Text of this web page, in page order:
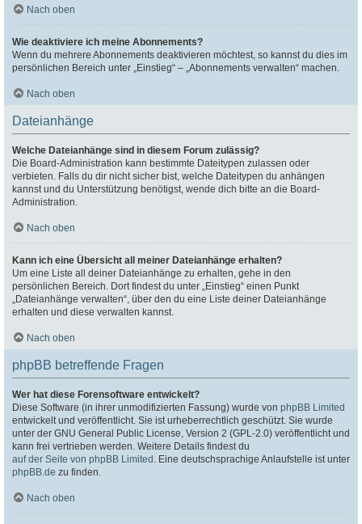
Nach oben
Wie deaktiviere ich meine Abonnements?
Wenn du mehrere Abonnements deaktivieren möchtest, so kannst du dies im
persönlichen Bereich unter „Einstieg“ – „Abonnements verwalten“ machen.
Nach oben
Dateianhänge
Welche Dateianhänge sind in diesem Forum zulässig?
Die Board-Administration kann bestimmte Dateitypen zulassen oder
verbieten. Falls du dir nicht sicher bist, welche Dateitypen du anhängen
kannst und du Unterstützung benötigst, wende dich bitte an die Board-
Administration.
Nach oben
Kann ich eine Übersicht all meiner Dateianhänge erhalten?
Um eine Liste all deiner Dateianhänge zu erhalten, gehe in den
persönlichen Bereich. Dort findest du unter „Einstieg“ einen Punkt
„Dateianhänge verwalten“, über den du eine Liste deiner Dateianhänge
erhalten und diese verwalten kannst.
Nach oben
phpBB betreffende Fragen
Wer hat diese Forensoftware entwickelt?
Diese Software (in ihrer unmodifizierten Fassung) wurde von phpBB Limited
entwickelt und veröffentlicht. Sie ist urheberrechtlich geschützt. Sie wurde
unter der GNU General Public License, Version 2 (GPL-2.0) veröffentlicht und
kann frei vertrieben werden. Weitere Details findest du
auf der Seite von phpBB Limited . Eine deutschsprachige Anlaufstelle ist unter
phpBB.de zu finden.
Nach oben